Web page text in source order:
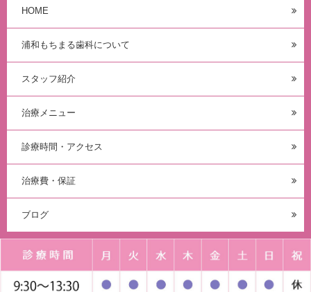
HOME
浦和もちまる歯科について
スタッフ紹介
治療メニュー
診療時間・アクセス
治療費・保証
ブログ